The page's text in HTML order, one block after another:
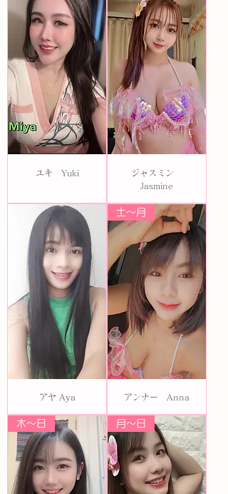
ユキ Yuki
ジャスミン
Jasmine
アヤ Aya
土〜月
アンナー Anna
木〜日 月〜日